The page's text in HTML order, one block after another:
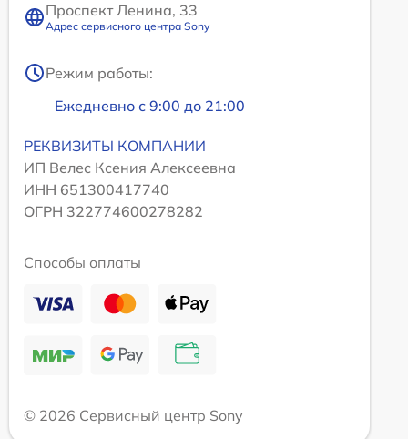
Проспект Ленина, 33
Адрес сервисного центра Sony
Режим работы:
Ежедневно с 9:00 до 21:00
РЕКВИЗИТЫ КОМПАНИИ
ИП Велес Ксения Алексеевна
ИНН 651300417740
ОГРН 322774600278282
Способы оплаты
© 2026 Сервисный центр Sony